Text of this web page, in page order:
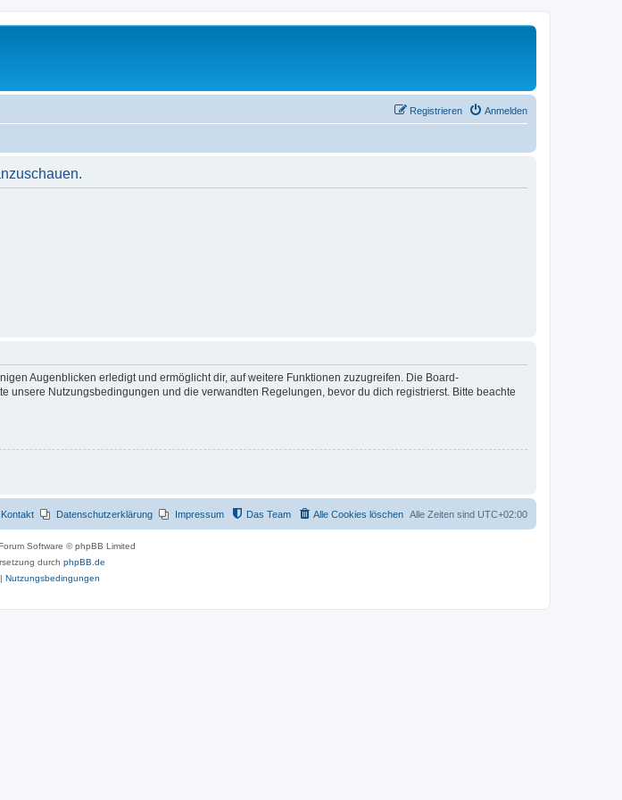
Anmelden
Registrieren
Augenblicken erledigt und ermöglicht dir, auf weitere Funktionen zuzugreifen. Die Board-
Nutzungsbedingungen und die verwandten Regelungen, bevor du dich registrierst. Bitte beachte
Alle Zeiten sind UTC+02:00
Alle Cookies löschen
Das Team
Impressum
Datenschutzerklärung
Kontakt
Software © phpBB Limited
durch phpBB.de
Nutzungsbedingungen